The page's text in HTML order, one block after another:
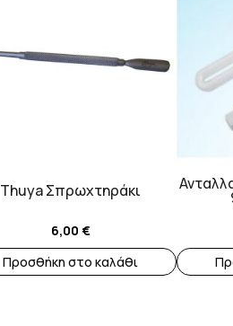
Thuya Σπρωχτηράκι
6,00 €
Προσθήκη στο καλάθι